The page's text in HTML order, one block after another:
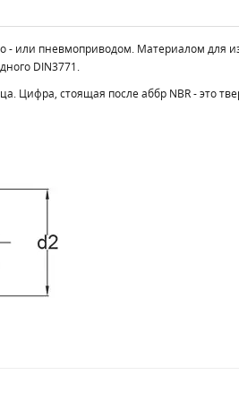
или пневмоприводом. Материалом для
DIN3771.
Цифра, стоящая после аббр NBR - это